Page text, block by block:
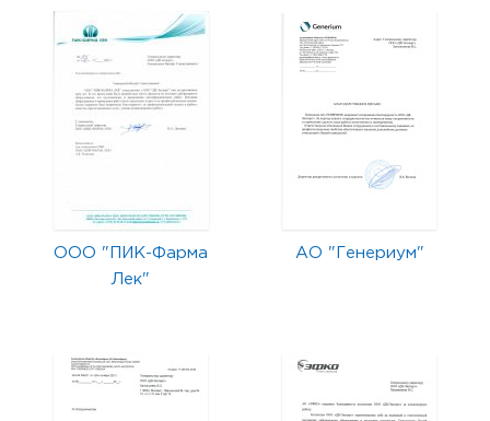
ООО "ПИК-Фарма
Лек"
АО "Генериум"